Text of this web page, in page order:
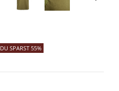
DU SPARST 55%